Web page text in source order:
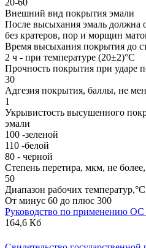
Внешний вид покрытия эмали
После высыхания эмаль должна
без кратеров, пор и морщин
Время высыхания покрытия до
2 ч - при температуре (20±2)°С
Прочность покрытия при ударе
30
Адгезия покрытия, баллы, не
1
Укрывистость высушенного
эмали
100 -зеленой
110 -белой
80 - черной
Степень перетира, мкм, не
50
Диапазон рабочих температур,°С
От минус 60 до плюс 300
Руководство по применению ОС
164,6 Кб